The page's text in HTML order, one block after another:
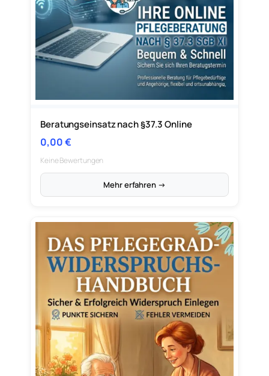
Beratungseinsatz nach §37.3 Online
0,00€
Keine Bewertungen
Mehr erfahren →